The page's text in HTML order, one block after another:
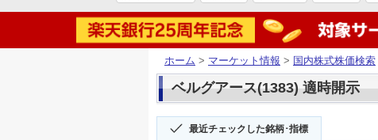
ホーム > マーケット情報 > 国内株式株価検索
ベルグアース(1383) 適時開示
最近チェックした銘柄･指標